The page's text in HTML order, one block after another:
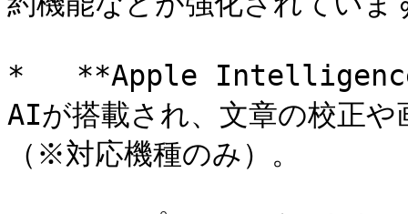
*   **Apple Intelligence
AIが搭載され、文章の校正
（※対応機種のみ）。